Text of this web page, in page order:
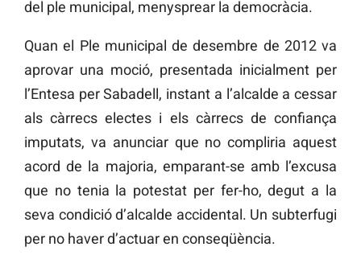
del ple municipal, menysprear la democràcia.
Quan el Ple municipal de desembre de 2012 va
aprovar una moció, presentada inicialment per
l’Entesa per Sabadell, instant a l’alcalde a cessar
als càrrecs electes i els càrrecs de confiança
imputats, va anunciar que no compliria aquest
acord de la majoria, emparant-se amb l’excusa
que no tenia la potestat per fer-ho, degut a la
seva condició d’alcalde accidental. Un subterfugi
per no haver d’actuar en conseqüència.